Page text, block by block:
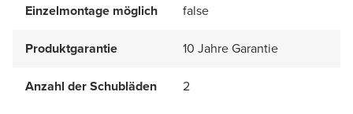
Einzelmontage möglich false
Produktgarantie 10 Jahre Garantie
Anzahl der Schubläden 2